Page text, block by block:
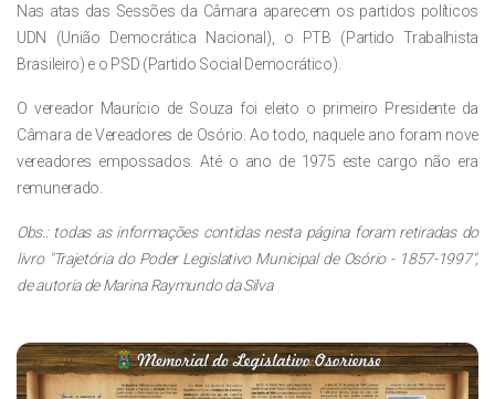
Nas atas das Sessões da Câmara aparecem os partidos políticos
UDN (União Democrática Nacional), o PTB (Partido Trabalhista
Brasileiro) e o PSD (Partido Social Democrático).
O vereador Maurício de Souza foi eleito o primeiro Presidente da
Câmara de Vereadores de Osório. Ao todo, naquele ano foram nove
vereadores empossados. Até o ano de 1975 este cargo não era
remunerado.
Obs.: todas as informações contidas nesta página foram retiradas do
livro "Trajetória do Poder Legislativo Municipal de Osório - 1857-1997",
de autoria de Marina Raymundo da Silva